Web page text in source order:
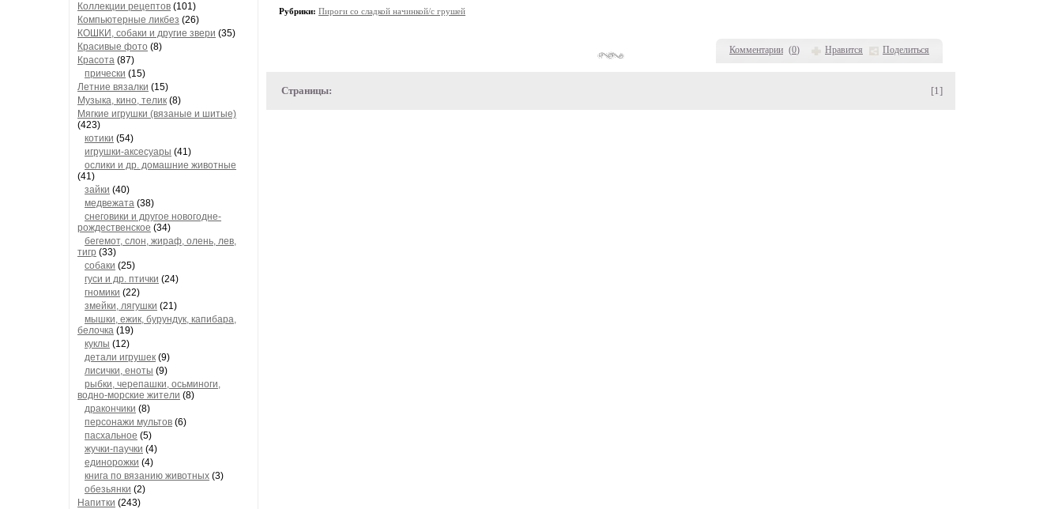
Коллекции рецептов (101)
Компьютерные ликбез (26)
КОШКИ, собаки и другие звери (35)
Красивые фото (8)
Красота (87)
прически (15)
Летние вязалки (15)
Музыка, кино, телик (8)
Мягкие игрушки (вязаные и шитые)
(423)
котики (54)
игрушки-аксесуары (41)
ослики и др. домашние животные
(41)
зайки (40)
медвежата (38)
снеговики и другое новогодне-
рождественское (34)
бегемот, слон, жираф, олень, лев,
тигр (33)
собаки (25)
гуси и др. птички (24)
гномики (22)
змейки, лягушки (21)
мышки, ежик, бурундук, капибара,
белочка (19)
куклы (12)
детали игрушек (9)
лисички, еноты (9)
рыбки, черепашки, осьминоги,
водно-морские жители (8)
дракончики (8)
персонажи мультов (6)
пасхальное (5)
жучки-паучки (4)
единорожки (4)
книга по вязанию животных (3)
обезьянки (2)
Напитки (243)
Комментарии (0) Нравится Поделиться
Рубрики: Пироги со сладкой начинкой/с грушей
Страницы: [1]